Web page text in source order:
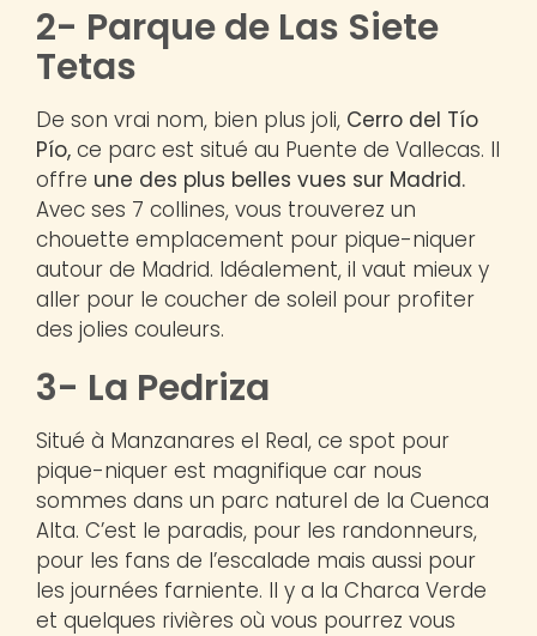
2- Parque de Las Siete
Tetas
De son vrai nom, bien plus joli, Cerro del Tío
Pío, ce parc est situé au Puente de Vallecas. Il
offre une des plus belles vues sur Madrid.
Avec ses 7 collines, vous trouverez un
chouette emplacement pour pique-niquer
autour de Madrid. Idéalement, il vaut mieux y
aller pour le coucher de soleil pour profiter
des jolies couleurs.
3- La Pedriza
Situé à Manzanares el Real, ce spot pour
pique-niquer est magnifique car nous
sommes dans un parc naturel de la Cuenca
Alta. C’est le paradis, pour les randonneurs,
pour les fans de l’escalade mais aussi pour
les journées farniente. Il y a la Charca Verde
et quelques rivières où vous pourrez vous